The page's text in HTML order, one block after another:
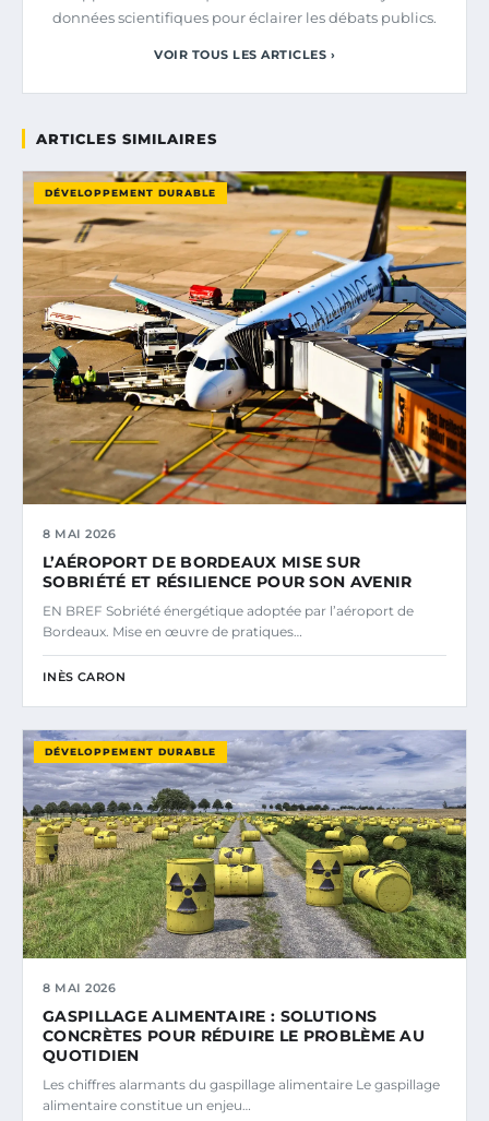
données scientifiques pour éclairer les débats publics.
VOIR TOUS LES ARTICLES ›
ARTICLES SIMILAIRES
DÉVELOPPEMENT DURABLE
8 MAI 2026
L’AÉROPORT DE BORDEAUX MISE SUR
SOBRIÉTÉ ET RÉSILIENCE POUR SON AVENIR
EN BREF Sobriété énergétique adoptée par l’aéroport de
Bordeaux. Mise en œuvre de pratiques…
INÈS CARON
DÉVELOPPEMENT DURABLE
8 MAI 2026
GASPILLAGE ALIMENTAIRE : SOLUTIONS
CONCRÈTES POUR RÉDUIRE LE PROBLÈME AU
QUOTIDIEN
Les chiffres alarmants du gaspillage alimentaire Le gaspillage
alimentaire constitue un enjeu…